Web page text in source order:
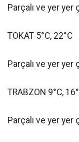
Parçalı ve yer yer
TOKAT 5°C, 22°C
Parçalı ve yer yer
TRABZON 9°C,
Parçalı ve yer yer